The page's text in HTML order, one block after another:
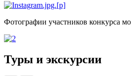
Фотографии участников конкурса
Туры и экскурсии